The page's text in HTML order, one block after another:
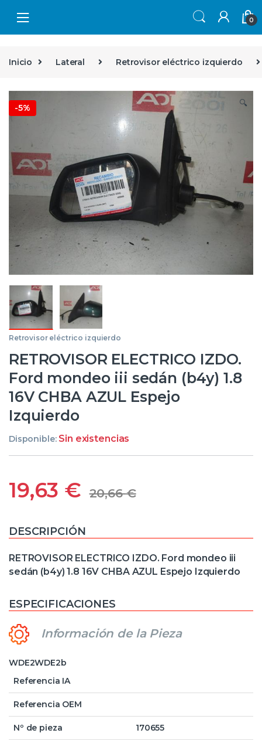
0
Inicio Lateral Retrovisor eléctrico izquierdo
-5% 🔍
Retrovisor eléctrico izquierdo
RETROVISOR ELECTRICO IZDO.
Ford mondeo iii sedán (b4y) 1.8
16V CHBA AZUL Espejo
Izquierdo
Disponible: Sin existencias
19,63 € 20,66€
DESCRIPCIÓN
RETROVISOR ELECTRICO IZDO. Ford mondeo iii
sedán (b4y) 1.8 16V CHBA AZUL Espejo Izquierdo
ESPECIFICACIONES
Información de la Pieza
WDE2WDE2b
Referencia IA
Referencia OEM
Nº de pieza 170655